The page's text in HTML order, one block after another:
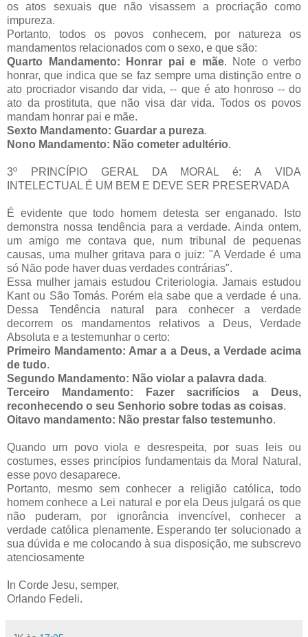
os atos sexuais que não visassem a procriação como
impureza.
Portanto, todos os povos conhecem, por natureza os
mandamentos relacionados com o sexo, e que são:
Quarto Mandamento: Honrar pai e mãe. Note o verbo
honrar, que indica que se faz sempre uma distinção entre o
ato procriador visando dar vida, -- que é ato honroso -- do
ato da prostituta, que não visa dar vida. Todos os povos
mandam honrar pai e mãe.
Sexto Mandamento: Guardar a pureza.
Nono Mandamento: Não cometer adultério.
3º PRINCÍPIO GERAL DA MORAL é: A VIDA
INTELECTUAL É UM BEM E DEVE SER PRESERVADA
É evidente que todo homem detesta ser enganado. Isto
demonstra nossa tendência para a verdade. Ainda ontem,
um amigo me contava que, num tribunal de pequenas
causas, uma mulher gritava para o juiz: "A Verdade é uma
só Não pode haver duas verdades contrárias".
Essa mulher jamais estudou Criteriologia. Jamais estudou
Kant ou São Tomás. Porém ela sabe que a verdade é una.
Dessa Tendência natural para conhecer a verdade
decorrem os mandamentos relativos a Deus, Verdade
Absoluta e a testemunhar o certo:
Primeiro Mandamento: Amar a a Deus, a Verdade acima
de tudo.
Segundo Mandamento: Não violar a palavra dada.
Terceiro Mandamento: Fazer sacrifícios a Deus,
reconhecendo o seu Senhorio sobre todas as coisas.
Oitavo mandamento: Não prestar falso testemunho.
Quando um povo viola e desrespeita, por suas leis ou
costumes, esses princípios fundamentais da Moral Natural,
esse povo desaparece.
Portanto, mesmo sem conhecer a religião católica, todo
homem conhece a Lei natural e por ela Deus julgará os que
não puderam, por ignorância invencível, conhecer a
verdade católica plenamente. Esperando ter solucionado a
sua dúvida e me colocando à sua disposição, me subscrevo
atenciosamente
In Corde Jesu, semper,
Orlando Fedeli.